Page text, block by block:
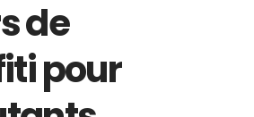
de
pour